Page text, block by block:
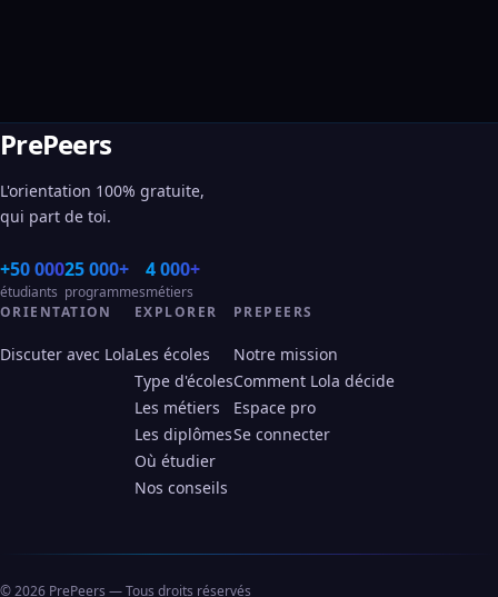
PrePeers
L'orientation 100% gratuite,
qui part de toi.
+50 000
étudiants
25 000+
programmes
4 000+
métiers
ORIENTATION
Discuter avec Lola
EXPLORER
Les écoles
Type d'écoles
Les métiers
Les diplômes
Où étudier
Nos conseils
PREPEERS
Notre mission
Comment Lola décide
Espace pro
Se connecter
© 2026 PrePeers — Tous droits réservés